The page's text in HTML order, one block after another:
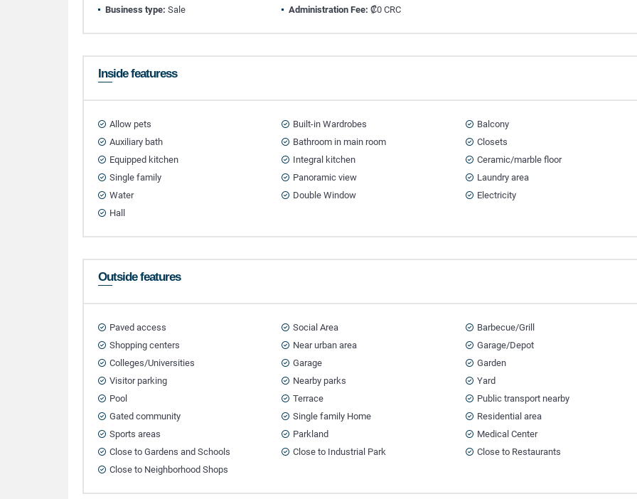
Business type: Sale Administration Fee: ₡0 CRC
Inside featuress
Allow pets Built-in Wardrobes
Balcony
Auxiliary bath
Bathroom in main room
Closets
Equipped kitchen
Integral kitchen
Ceramic/marble floor
Single family
Panoramic view
Laundry area
Water
Double Window
Electricity
Hall
Outside features
Paved access Social Area
Barbecue/Grill
Shopping centers
Near urban area
Garage/Depot
Colleges/Universities
Garage
Garden
Visitor parking
Nearby parks
Yard
Pool
Terrace
Public transport nearby
Gated community
Single family Home
Residential area
Sports areas
Parkland
Medical Center
Close to Gardens and Schools
Close to Industrial Park
Close to Restaurants
Close to Neighborhood Shops